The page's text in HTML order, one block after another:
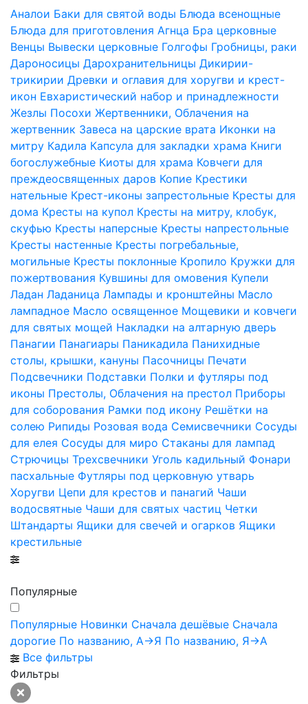
Аналои Баки для святой воды Блюда всенощные
Блюда для приготовления Агнца Бра церковные
Венцы Вывески церковные Голгофы Гробницы, раки
Дароносицы Дарохранительницы Дикирии-
трикирии Древки и оглавия для хоругви и крест-
икон Евхаристический набор и принадлежности
Жезлы Посохи Жертвенники, Облачения на
жертвенник Завеса на царские врата Иконки на
митру Кадила Капсула для закладки храма Книги
богослужебные Киоты для храма Ковчеги для
преждеосвященных даров Копие Крестики
нательные Крест-иконы запрестольные Кресты для
дома Кресты на купол Кресты на митру, клобук,
скуфью Кресты наперсные Кресты напрестольные
Кресты настенные Кресты погребальные,
могильные Кресты поклонные Кропило Кружки для
пожертвования Кувшины для омовения Купели
Ладан Ладаница Лампады и кронштейны Масло
лампадное Масло освященное Мощевики и ковчеги
для святых мощей Накладки на алтарную дверь
Панагии Панагиары Паникадила Панихидные
столы, крышки, кануны Пасочницы Печати
Подсвечники Подставки Полки и футляры под
иконы Престолы, Облачения на престол Приборы
для соборования Рамки под икону Решётки на
солею Рипиды Розовая вода Семисвечники Сосуды
для елея Сосуды для миро Стаканы для лампад
Стрючицы Трехсвечники Уголь кадильный Фонари
пасхальные Футляры под церковную утварь
Хоругви Цепи для крестов и панагий Чаши
водосвятные Чаши для святых частиц Четки
Штандарты Ящики для свечей и огарков Ящики
крестильные
Популярные
Популярные Новинки Сначала дешёвые Сначала
дорогие По названию, А->Я По названию, Я->А
Все фильтры
Фильтры